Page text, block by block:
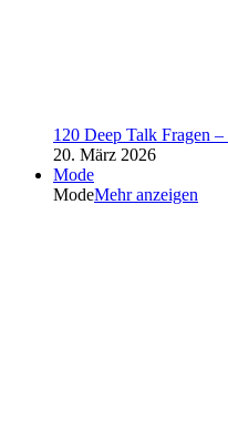
120 Deep Talk Fragen
20. März 2026
Mode
ModeMehr anzeigen